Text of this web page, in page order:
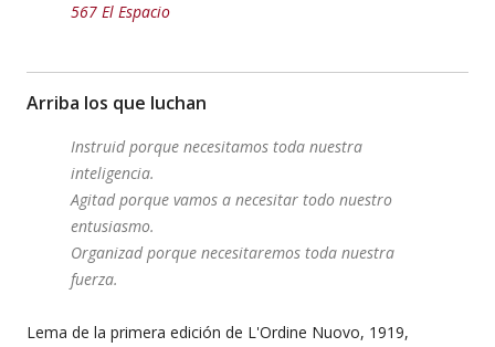
567 El Espacio
Arriba los que luchan
Instruid porque necesitamos toda nuestra
inteligencia.
Agitad porque vamos a necesitar todo nuestro
entusiasmo.
Organizad porque necesitaremos toda nuestra
fuerza.
Lema de la primera edición de L'Ordine Nuovo, 1919,